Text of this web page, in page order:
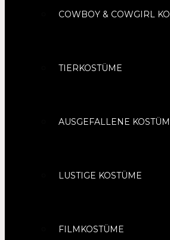
COWBOY & COWGIRL
TIERKOSTÜME
AUSGEFALLENE
LUSTIGE KOSTÜME
FILMKOSTÜME